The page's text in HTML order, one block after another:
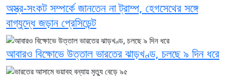
অস্ত্র-সংকট সম্পর্কে জানতেন না ট্রাম্প, হেগসেথের সঙ্গে
বাগ্‌যুদ্ধে জড়ান প্রেসিডেন্ট
আবারও বিক্ষোভে উত্তাল ভারতের ঝাড়খণ্ড, চলছে ৯ দিন ধরে